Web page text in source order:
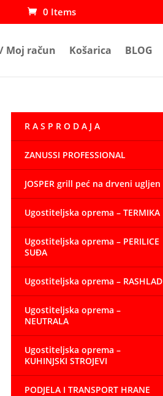
0 Items
Moj račun Košarica BLOG
R A S P R O D A J A
ZANUSSI PROFESSIONAL
JOSPER grill peć na drveni ugljen
Ugostiteljska oprema – TERMIKA
Ugostiteljska oprema – PERILICE
SUĐA
Ugostiteljska oprema – RASHLAD
Ugostiteljska oprema –
NEUTRALA
Ugostiteljska oprema –
KUHINJSKI STROJEVI
PODJELA I TRANSPORT HRANE